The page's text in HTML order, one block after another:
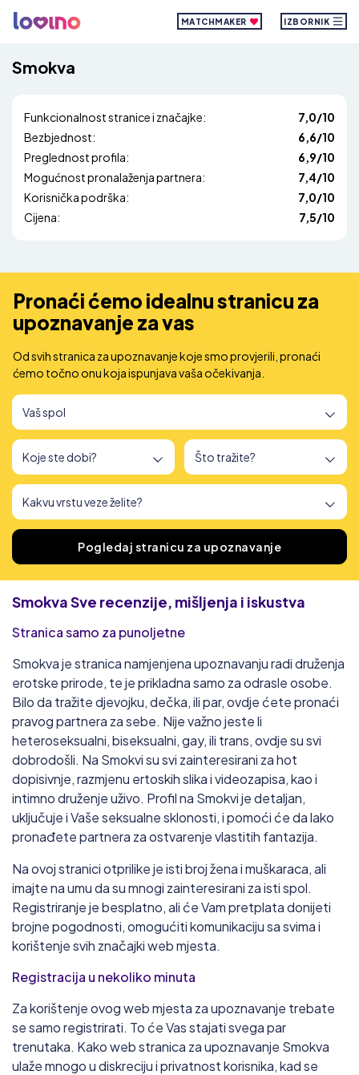
MATCHMAKER IZBORNIK
Smokva
Funkcionalnost stranice i značajke:
7,0/10
Bezbjednost:
6,6/10
Preglednost profila:
6,9/10
Mogućnost pronalaženja partnera:
7,4/10
Korisnička podrška:
7,0/10
Cijena:
7,5/10
Pronaći ćemo idealnu stranicu za
upoznavanje za vas
Od svih stranica za upoznavanje koje smo provjerili, pronaći
ćemo točno onu koja ispunjava vaša očekivanja.
Pronašli smoPogledaj stranicu za upoznavanje
SmokvaSve recenzije, mišljenja i iskustva
Stranica samo za punoljetne
Smokva je stranica namjenjena upoznavanju radi druženja
erotske prirode, te je prikladna samo za odrasle osobe.
Bilo da tražite djevojku, dečka, ili par, ovdje ćete pronaći
pravog partnera za sebe. Nije važno jeste li
heteroseksualni, biseksualni, gay, ili trans, ovdje su svi
dobrodošli. Na Smokvi su svi zainteresirani za hot
dopisivnje, razmjenu ertoskih slika i videozapisa, kao i
intimno druženje uživo. Profil na Smokvi je detaljan,
uključuje i Vaše seksualne sklonosti, i pomoći će da lako
pronađete partnera za ostvarenje vlastitih fantazija.
Na ovoj stranici otprilike je isti broj žena i muškaraca, ali
imajte na umu da su mnogi zainteresirani za isti spol.
Registriranje je besplatno, ali će Vam pretplata donijeti
brojne pogodnosti, omogućiti komunikaciju sa svima i
korištenje svih značajki web mjesta.
Registracija u nekoliko minuta
Za korištenje ovog web mjesta za upoznavanje trebate
se samo registrirati. To će Vas stajati svega par
trenutaka. Kako web stranica za upoznavanje Smokva
ulaže mnogo u diskreciju i privatnost korisnika, kad se